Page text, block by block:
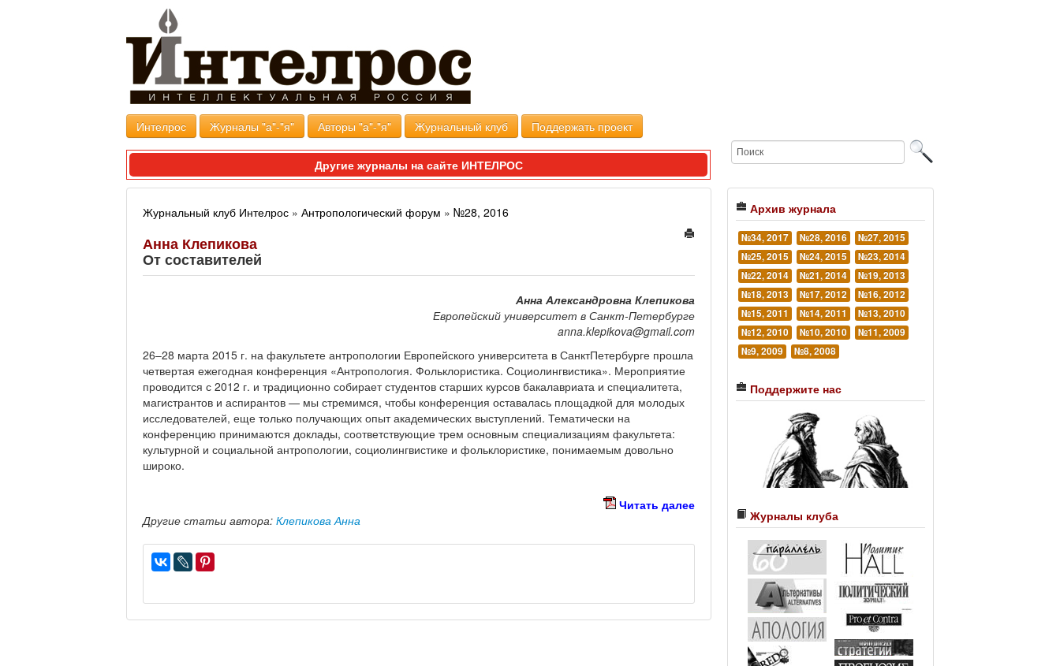
Интелрос Журналы "а"-"я" Авторы "а"-"я" Журнальный клуб Поддержать проект
Другие журналы на сайте ИНТЕЛРОС
Журнальный клуб Интелрос » Антропологический форум » №28, 2016
Анна Клепикова
От составителей
Анна Александровна Клепикова
Европейский университет в Санкт-Петербурге
anna.klepikova@gmail.com
26–28 марта 2015 г. на факультете антропологии Европейского университета в СанктПетербурге прошла
четвертая ежегодная конференция «Антропология. Фольклористика. Социолингвистика». Мероприятие
проводится с 2012 г. и традиционно собирает студентов старших курсов бакалавриата и специалитета,
магистрантов и аспирантов — мы стремимся, чтобы конференция оставалась площадкой для молодых
исследователей, еще только получающих опыт академических выступлений. Тематически на
конференцию принимаются доклады, соответствующие трем основным специализациям факультета:
культурной и социальной антропологии, социолингвистике и фольклористике, понимаемым довольно
широко.
Читать далее
Другие статьи автора: Клепикова Анна
Архив журнала
№34, 2017 №28, 2016
№27, 2015
№25, 2015
№24, 2015
№23, 2014
№22, 2014
№21, 2014
№19, 2013
№18, 2013
№17, 2012
№16, 2012
№15, 2011
№14, 2011
№13, 2010
№12, 2010
№10, 2010
№11, 2009
№9, 2009
№8, 2008
Поддержите нас
Журналы клуба